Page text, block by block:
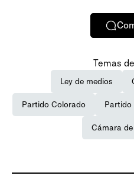
Temas
Ley de medios
Partido Colorado Partido
Cámara